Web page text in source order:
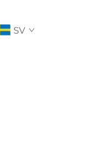
SV